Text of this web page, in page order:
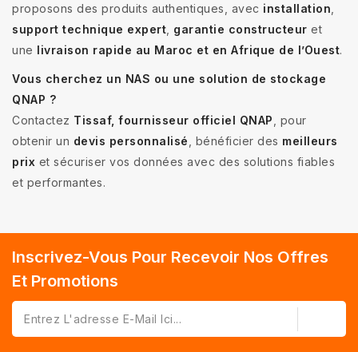
proposons des produits authentiques, avec installation
support technique expert garantie constructeur et
une livraison rapide au Maroc et en Afrique de l’Ouest.
Vous cherchez un NAS ou une solution de stockage
QNAP ?
Contactez Tissaf, fournisseur officiel QNAP , pour
obtenir un devis personnalisé , bénéficier des meilleurs
prix et sécuriser vos données avec des solutions fiables
et performantes.
Inscrivez-Vous Pour Recevoir Nos Offres
Et Promotions